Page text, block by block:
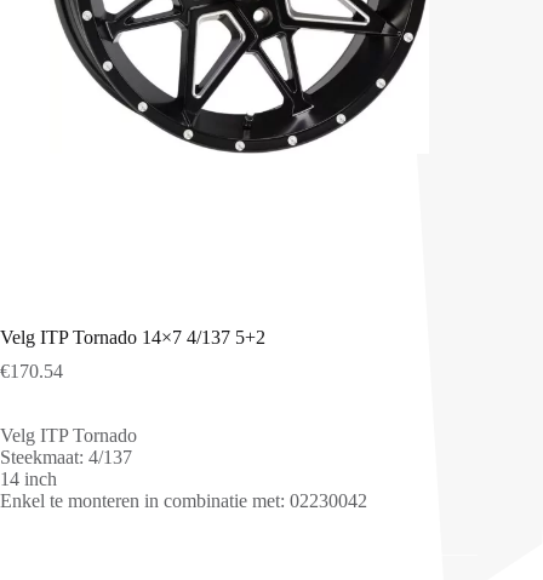
Velg ITP Tornado 14×7 4/137 5+2
€170.54
Velg ITP Tornado
Steekmaat: 4/137
14 inch
Enkel te monteren in combinatie met: 02230042